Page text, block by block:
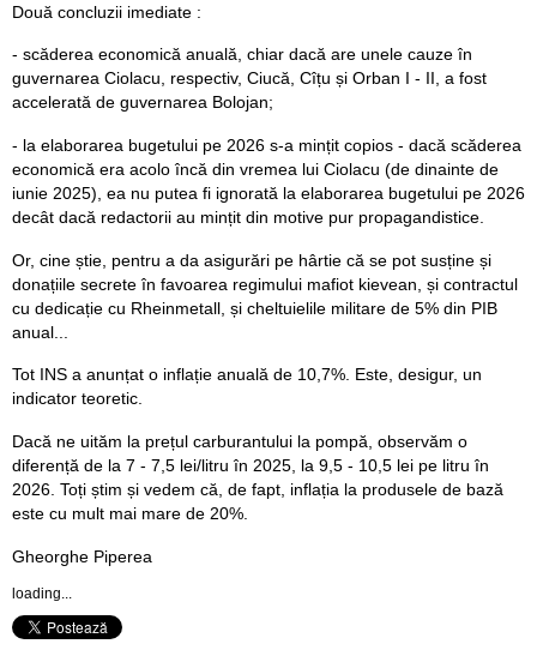
Două concluzii imediate :
- scăderea economică anuală, chiar dacă are unele cauze în
guvernarea Ciolacu, respectiv, Ciucă, Cîțu și Orban I - II, a fost
accelerată de guvernarea Bolojan;
- la elaborarea bugetului pe 2026 s-a mințit copios - dacă scăderea
economică era acolo încă din vremea lui Ciolacu (de dinainte de
iunie 2025), ea nu putea fi ignorată la elaborarea bugetului pe 2026
decât dacă redactorii au mințit din motive pur propagandistice.
Or, cine știe, pentru a da asigurări pe hârtie că se pot susține și
donațiile secrete în favoarea regimului mafiot kievean, și contractul
cu dedicație cu Rheinmetall, și cheltuielile militare de 5% din PIB
anual...
Tot INS a anunțat o inflație anuală de 10,7%. Este, desigur, un
indicator teoretic.
Dacă ne uităm la prețul carburantului la pompă, observăm o
diferență de la 7 - 7,5 lei/litru în 2025, la 9,5 - 10,5 lei pe litru în
2026. Toți știm și vedem că, de fapt, inflația la produsele de bază
este cu mult mai mare de 20%.
Gheorghe Piperea
loading...